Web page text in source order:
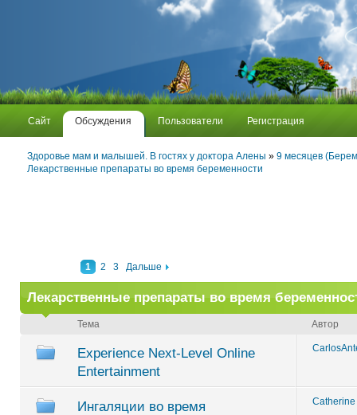
Сайт Обсуждения Пользователи Регистрация
Здоровье мам и малышей. В гостях у доктора Алены » 9 месяцев
Лекарственные препараты во время беременности
1 2 3 Дальше
Лекарственные препараты во время
Тема Автор
Experience Next-Level Online
Entertainment
Ингаляции во время
Catherine